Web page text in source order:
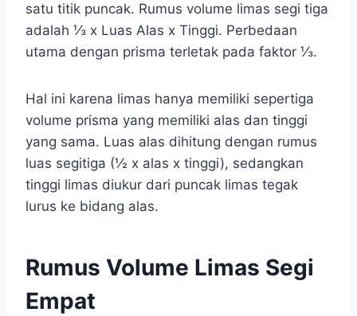
satu titik puncak. Rumus volume limas segi tiga
adalah ⅓ x Luas Alas x Tinggi. Perbedaan
utama dengan prisma terletak pada faktor ⅓.
Hal ini karena limas hanya memiliki sepertiga
volume prisma yang memiliki alas dan tinggi
yang sama. Luas alas dihitung dengan rumus
luas segitiga (½ x alas x tinggi), sedangkan
tinggi limas diukur dari puncak limas tegak
lurus ke bidang alas.
Rumus Volume Limas Segi
Empat